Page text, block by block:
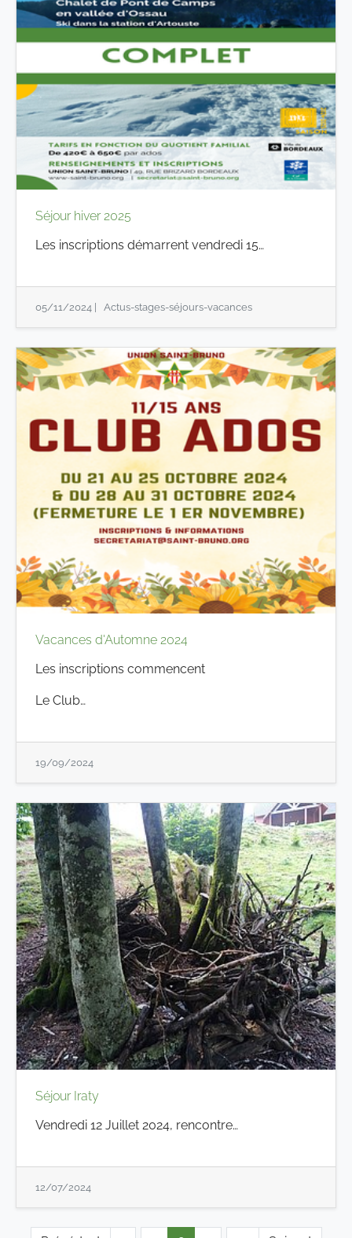
Séjour hiver 2025
Les inscriptions démarrent vendredi 15…
05/11/2024 Actus-stages-séjours-vacances
Vacances d'Automne 2024
Les inscriptions commencent
Le Club…
19/09/2024
Séjour Iraty
Vendredi 12 Juillet 2024, rencontre…
12/07/2024